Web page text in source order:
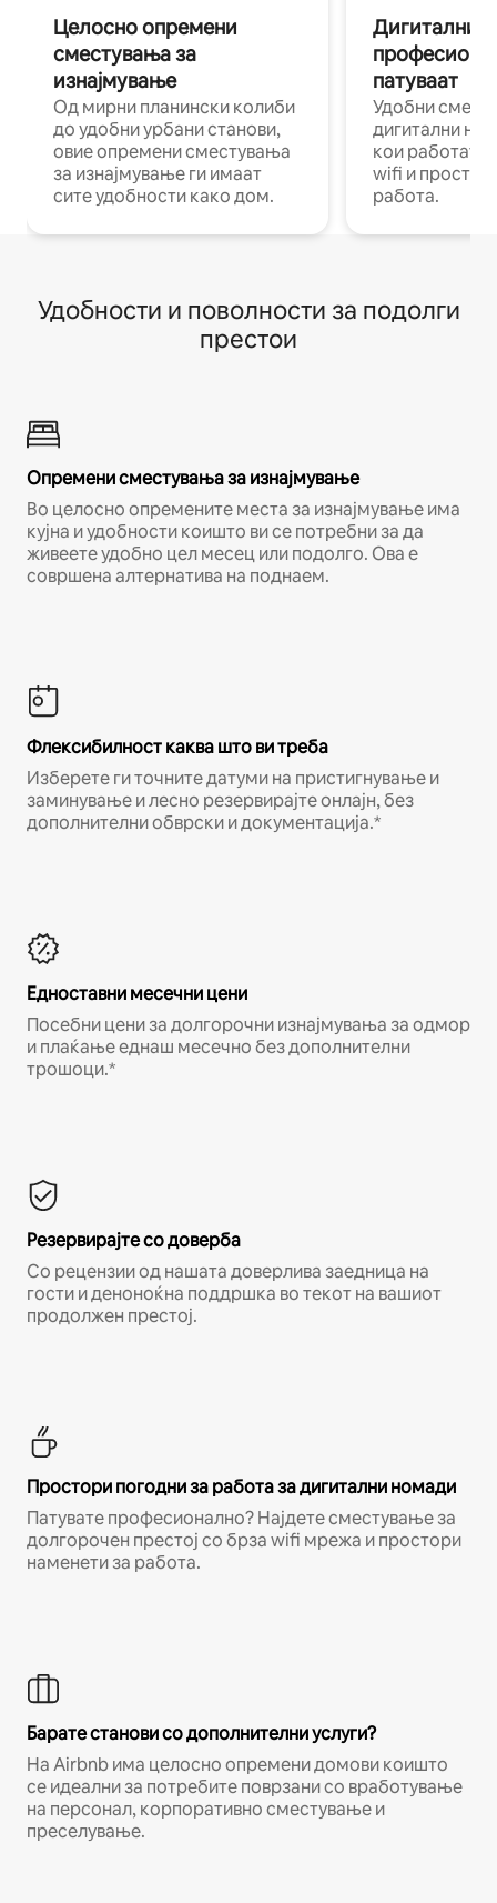
Целосно опремени
сместувања за
изнајмување
Од мирни планински колиби
до удобни урбани станови,
овие опремени сместувања
за изнајмување ги имаат
сите удобности како дом.
Дигитални
патуваат
Удобни
дигитални
кои работат
wifi и
работа.
Удобности и поволности за подолги
престои
Опремени сместувања за изнајмување
Во целосно опремените места за изнајмување има
кујна и удобности коишто ви се потребни за да
живеете удобно цел месец или подолго. Ова е
совршена алтернатива на поднаем.
Флексибилност каква што ви треба
Изберете ги точните датуми на пристигнување и
заминување и лесно резервирајте онлајн, без
дополнителни обврски и документација.*
Едноставни месечни цени
Посебни цени за долгорочни изнајмувања за одмор
и плаќање еднаш месечно без дополнителни
трошоци.*
Резервирајте со доверба
Со рецензии од нашата доверлива заедница на
гости и деноноќна поддршка во текот на вашиот
продолжен престој.
Простори погодни за работа за дигитални номади
Патувате професионално? Најдете сместување за
долгорочен престој со брза wifi мрежа и простори
наменети за работа.
Барате станови со дополнителни услуги?
На Airbnb има целосно опремени домови коишто
се идеални за потребите поврзани со вработување
на персонал, корпоративно сместување и
преселување.